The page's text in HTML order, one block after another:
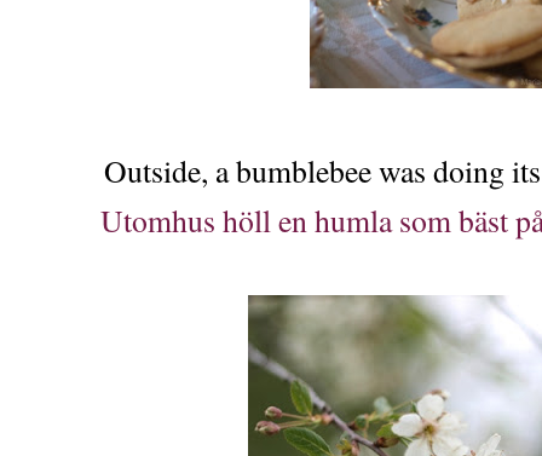
Outside, a bumblebee was doing
Utomhus höll en humla som bäst